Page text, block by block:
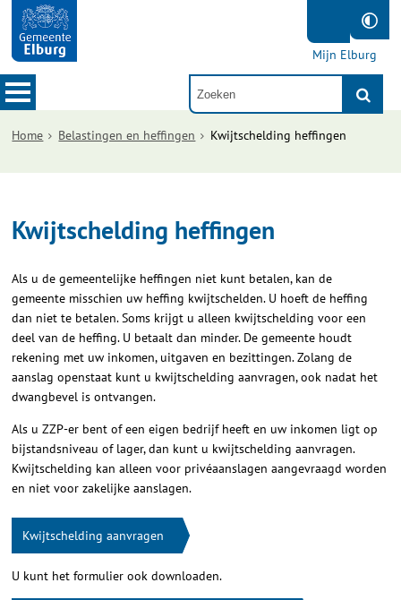
Mijn Elburg
Home Belastingen en heffingen Kwijtschelding heffingen
Kwijtschelding heffingen
Als u de gemeentelijke heffingen niet kunt betalen, kan de
gemeente misschien uw heffing kwijtschelden. U hoeft de heffing
dan niet te betalen. Soms krijgt u alleen kwijtschelding voor een
deel van de heffing. U betaalt dan minder. De gemeente houdt
rekening met uw inkomen, uitgaven en bezittingen. Zolang de
aanslag openstaat kunt u kwijtschelding aanvragen, ook nadat het
dwangbevel is ontvangen.
Als u ZZP-er bent of een eigen bedrijf heeft en uw inkomen ligt op
bijstandsniveau of lager, dan kunt u kwijtschelding aanvragen.
Kwijtschelding kan alleen voor privéaanslagen aangevraagd worden
en niet voor zakelijke aanslagen.
Kwijtschelding aanvragen
U kunt het formulier ook downloaden.